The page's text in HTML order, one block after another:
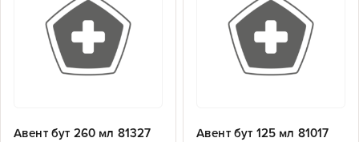
Авент бут 260 мл 81327 Авент бут 125 мл 81017